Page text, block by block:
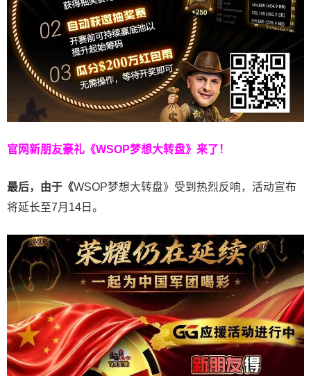
官网新朋友豪礼 《WSOP梦想大转盘》来了！
最后，由于《WSOP梦想大转盘》受到热烈反响，活动宣布
将延长至7月14日。